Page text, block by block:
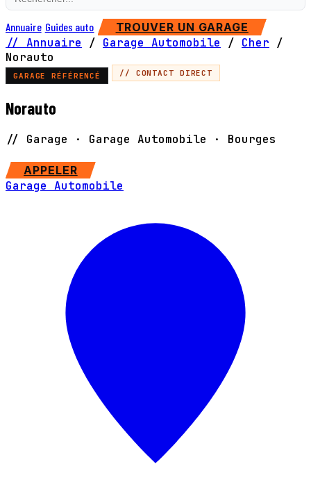
Annuaire Guides auto TROUVER UN GARAGE
// Annuaire / Garage Automobile / Cher
/
Norauto
GARAGE RÉFÉRENCÉ // CONTACT DIRECT
Norauto
// Garage · Garage Automobile · Bourges
APPELER
Garage Automobile